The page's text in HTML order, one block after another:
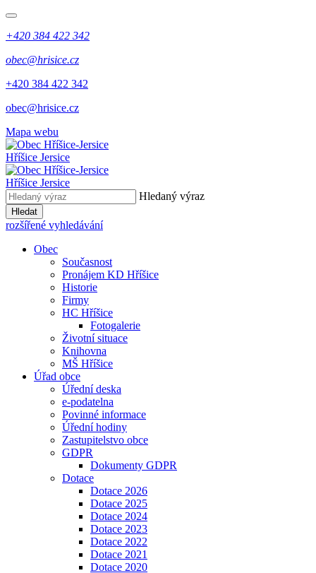
+420 384 422 342
obec@hrisice.cz
+420 384 422 342
obec@hrisice.cz
Mapa webu
Hříšice Jersice
Hříšice Jersice
Hledaný výraz
Hledat
rozšířené vyhledávání
Obec
Současnost
Pronájem KD Hříšice
Historie
Firmy
HC Hříšice
Fotogalerie
Životní situace
Knihovna
MŠ Hříšice
Úřad obce
Úřední deska
e-podatelna
Povinné informace
Úřední hodiny
Zastupitelstvo obce
GDPR
Dokumenty GDPR
Dotace
Dotace 2026
Dotace 2025
Dotace 2024
Dotace 2023
Dotace 2022
Dotace 2021
Dotace 2020